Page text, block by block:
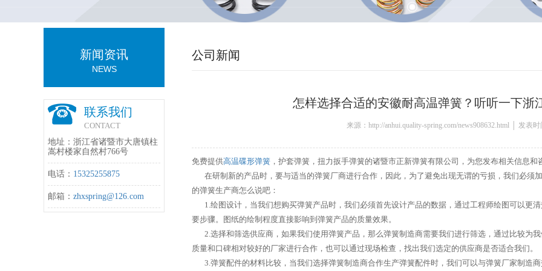
新闻资讯
NEWS
联系我们
CONTACT
地址：浙江省诸暨市大唐镇柱
嵩村楼家自然村766号
电话： 15325255875
邮箱： zhxspring@126.com
公司新闻
怎样选择合适的安徽耐高温弹簧？听听一下浙
来源：http://anhui.quality-spring.com/news908632.html │ 发表
免费提供高温碟形弹簧，护套弹簧，扭力扳手弹簧的诸暨市正新弹簧有限公司，为您发布相关信息和
在研制新的产品时，要与适当的弹簧厂商进行合作，因此，为了避免出现无谓的亏损，我们必须
的弹簧生产商怎么说吧：
1.绘图设计，当我们想购买弹簧产品时，我们必须首先设计产品的数据，通过工程师绘图可以更
要步骤。图纸的绘制程度直接影响到弹簧产品的质量效果。
2.选择和筛选供应商，如果我们使用弹簧产品，那么弹簧制造商需要我们进行筛选，通过比较为
质量和口碑相对较好的厂家进行合作，也可以通过现场检查，找出我们选定的供应商是否适合我们。
3.弹簧配件的材料比较，当我们选择弹簧制造商合作生产弹簧配件时，我们可以与弹簧厂家制造